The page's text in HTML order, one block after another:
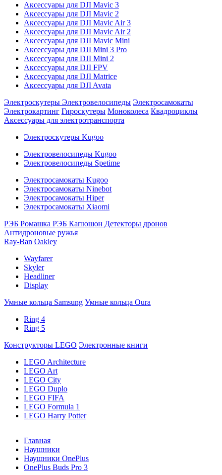
Аксессуары для DJI Mavic 3
Аксессуары для DJI Mavic 2
Аксессуары для DJI Mavic Air 3
Аксессуары для DJI Mavic Air 2
Аксессуары для DJI Mavic Mini
Аксессуары для DJI Mini 3 Pro
Аксессуары для DJI Mini 2
Аксессуары для DJI FPV
Аксессуары для DJI Matrice
Аксессуары для DJI Avata
Электроскутеры Электровелосипеды Электросамокаты
Электрокартинг Гироскутеры Моноколеса Квадроциклы
Аксессуары для электротранспорта
Электроскутеры Kugoo
Электровелосипеды Kugoo
Электровелосипеды Spetime
Электросамокаты Kugoo
Электросамокаты Ninebot
Электросамокаты Hiper
Электросамокаты Xiaomi
РЭБ Ромашка РЭБ Капюшон Детекторы дронов
Антидроновые ружья
Ray-Ban Oakley
Wayfarer
Skyler
Headliner
Display
Умные кольца Samsung Умные кольца Oura
Ring 4
Ring 5
Конструкторы LEGO Электронные книги
LEGO Architecture
LEGO Art
LEGO City
LEGO Duplo
LEGO FIFA
LEGO Formula 1
LEGO Harry Potter
Главная
Наушники
Наушники OnePlus
OnePlus Buds Pro 3